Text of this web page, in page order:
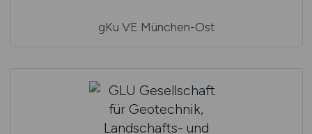
gKu VE München-Ost